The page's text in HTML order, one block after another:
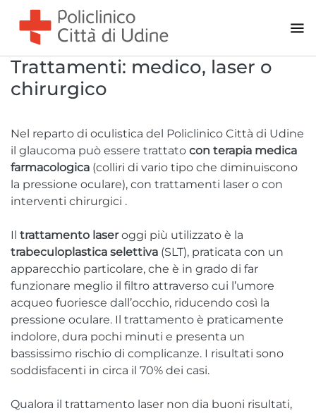
Trattamenti: medico, laser o
chirurgico
Nel reparto di oculistica del Policlinico Città di Udine
il glaucoma può essere trattato con terapia medica
farmacologica (colliri di vario tipo che diminuiscono
la pressione oculare), con trattamenti laser o con
interventi chirurgici .
Il trattamento laseroggi più utilizzato è la
trabeculoplastica selettiva (SLT), praticata con un
apparecchio particolare, che è in grado di far
funzionare meglio il filtro attraverso cui l’umore
acqueo fuoriesce dall’occhio, riducendo così la
pressione oculare. Il trattamento è praticamente
indolore, dura pochi minuti e presenta un
bassissimo rischio di complicanze. I risultati sono
soddisfacenti in circa il 70% dei casi.
Qualora il trattamento laser non dia buoni risultati,